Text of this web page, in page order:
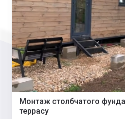
Монтаж столбчатого
террасу